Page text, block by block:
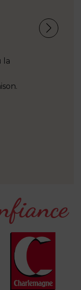
la